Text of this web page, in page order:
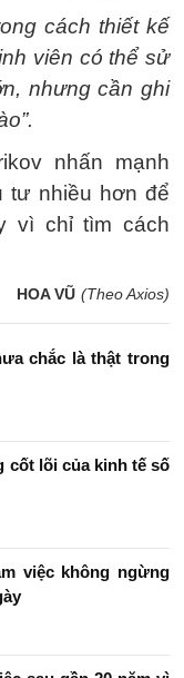
cách thiết kế
viên có thể sử
nhưng cần ghi
nhấn mạnh
tư nhiều hơn để
vì chỉ tìm cách
HOA VŨ (Theo Axios)
chắc là thật trong
cốt lõi của kinh tế số
việc không ngừng